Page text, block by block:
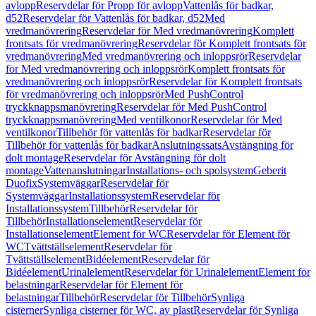
avloppReservdelar för Propp för avloppVattenlås för badkar,
d52Reservdelar för Vattenlås för badkar, d52Med
vredmanövreringReservdelar för Med vredmanövreringKomplett
frontsats för vredmanövreringReservdelar för Komplett frontsats för
vredmanövreringMed vredmanövrering och inloppsrörReservdelar
för Med vredmanövrering och inloppsrörKomplett frontsats för
vredmanövrering och inloppsrörReservdelar för Komplett frontsats
för vredmanövrering och inloppsrörMed PushControl
tryckknappsmanövreringReservdelar för Med PushControl
tryckknappsmanövreringMed ventilkonorReservdelar för Med
ventilkonorTillbehör för vattenlås för badkarReservdelar för
Tillbehör för vattenlås för badkarAnslutningssatsAvstängning för
dolt montageReservdelar för Avstängning för dolt
montageVattenanslutningarInstallations- och spolsystemGeberit
DuofixSystemväggarReservdelar för
SystemväggarInstallationssystemReservdelar för
InstallationssystemTillbehörReservdelar för
TillbehörInstallationselementReservdelar för
InstallationselementElement för WCReservdelar för Element för
WCTvättställselementReservdelar för
TvättställselementBidéelementReservdelar för
BidéelementUrinalelementReservdelar för UrinalelementElement för
belastningarReservdelar för Element för
belastningarTillbehörReservdelar för TillbehörSynliga
cisternerSynliga cisterner för WC, av plastReservdelar för Synliga